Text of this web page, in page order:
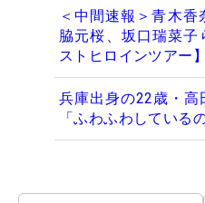
＜中間速報＞青木
脇元桜、坂口瑞菜子
ストヒロインツアー】
兵庫出身の22歳・高
「ふわふわしている